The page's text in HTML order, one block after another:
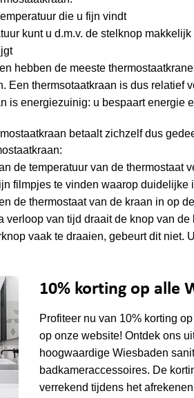
die u fijn vindt
kunt u d.m.v. de stelknop
hebben de meeste
Een thermsotaatkraan is dus relatief
is energiezuinig: u bespaart energie
betaalt zichzelf dus
de temperatuur van de thermostaat
filmpjes te vinden waarop duidelijke
de thermostaat van de kraan in op
verloop van tijd draait de knop van
vaak te draaien, gebeurt dit niet.
10% korting op alle
Profiteer nu van 10% korting
op onze website! Ontdek ons
hoogwaardige Wiesbaden
badkameraccessoires. De
verrekend tijdens het